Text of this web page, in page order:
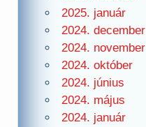
2025. január
2024. december
2024. november
2024. október
2024. június
2024. május
2024. január